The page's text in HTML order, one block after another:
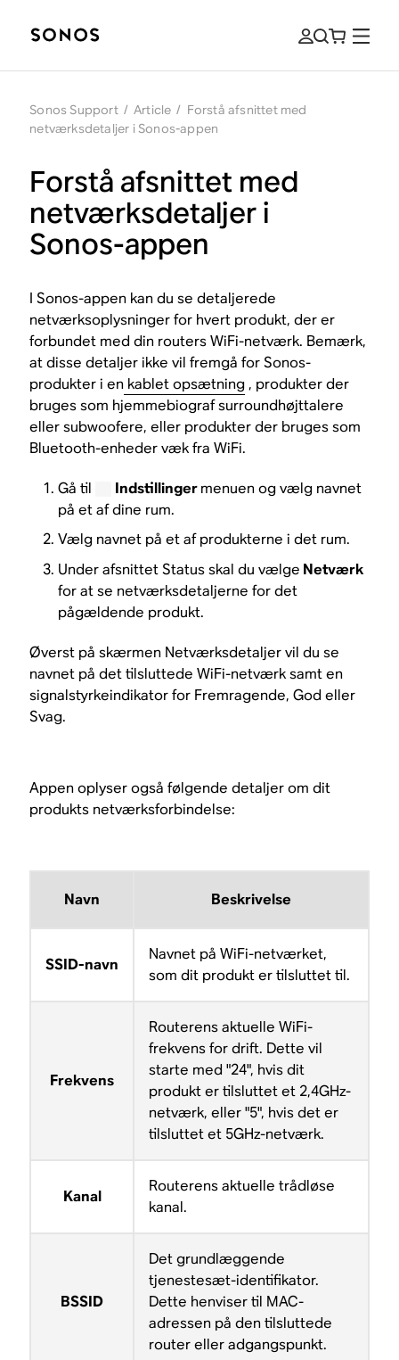
Sonos Support / Article / Forstå afsnittet med
netværksdetaljer i Sonos-appen
Forstå afsnittet med
netværksdetaljer i
Sonos-appen
I Sonos-appen kan du se detaljerede
netværksoplysninger for hvert produkt, der er
forbundet med din routers WiFi-netværk. Bemærk,
at disse detaljer ikke vil fremgå for Sonos-
produkter i en kablet opsætning , produkter der
bruges som hjemmebiograf surroundhøjttalere
eller subwoofere, eller produkter der bruges som
Bluetooth-enheder væk fra WiFi.
Gå til Indstillingermenuen og vælg navnet
på et af dine rum.
Vælg navnet på et af produkterne i det rum.
Under afsnittet Status skal du vælge Netværk
for at se netværksdetaljerne for det
pågældende produkt.
Øverst på skærmen Netværksdetaljer vil du se
navnet på det tilsluttede WiFi-netværk samt en
signalstyrkeindikator for Fremragende, God eller
Svag.
Appen oplyser også følgende detaljer om dit
produkts netværksforbindelse:
Navn Beskrivelse
SSID-navn
Navnet på WiFi-netværket,
som dit produkt er tilsluttet til.
Frekvens
Routerens aktuelle WiFi-
frekvens for drift. Dette vil
starte med "24", hvis dit
produkt er tilsluttet et 2,4GHz-
netværk, eller "5", hvis det er
tilsluttet et 5GHz-netværk.
Kanal
Routerens aktuelle trådløse
kanal.
BSSID
Det grundlæggende
tjenestesæt-identifikator.
Dette henviser til MAC-
adressen på den tilsluttede
router eller adgangspunkt.